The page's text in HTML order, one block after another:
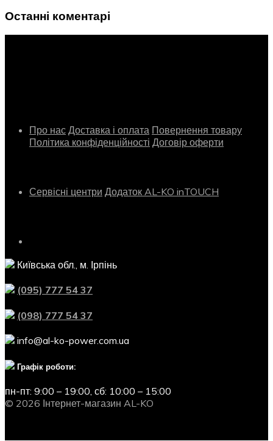
Останні коментарі
Про нас Доставка і оплата Повернення товару
Політика конфіденційності Договір оферти
Сервісні центри Додаток AL-KO inTOUCH
Київська обл., м. Ірпінь
(095) 777 54 37
(098) 777 54 37
info@al-ko-power.com.ua
Графік роботи:
пн-пт: 9:00 – 19:00, сб: 10:00 – 15:00
© 2026 Інтернет-магазин AL-KO